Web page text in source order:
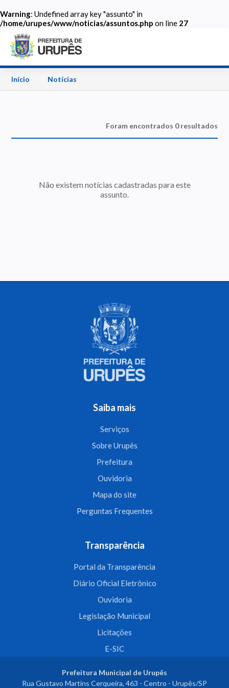
Warning: Undefined array key "assunto" in
/home/urupes/www/noticias/assuntos.php on line 27
Início Notícias
Foram encontrados 0 resultados
Não existem notícias cadastradas para este
assunto.
Saiba mais
Serviços
Sobre Urupês
Prefeitura
Ouvidoria
Mapa do site
Perguntas Frequentes
Transparência
Portal da Transparência
Diário Oficial Eletrônico
Ouvidoria
Legislação Municipal
Licitações
E-SIC
Prefeitura Municipal de Urupês
Rua Gustavo Martins Cerqueira, 463 - Centro - Urupês/SP